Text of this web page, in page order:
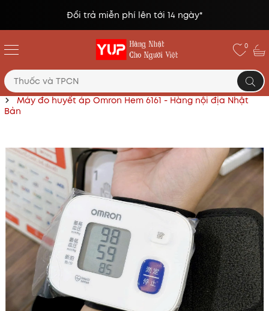
Đổi trả miễn phí lên tới 14 ngày*
0
Trang chủ
Thuốc và các sản phẩm chăm sóc sức khỏe
Máy đo huyết áp Omron Hem 6161 - Hàng nội địa Nhật
Bản